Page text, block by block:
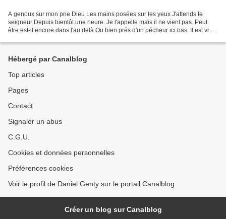
A genoux sur mon prie Dieu Les mains posées sur les yeux J'attends le
seigneur Depuis bientôt une heure. Je l'appelle mais il ne vient pas. Peut
être est-il encore dans l'au delà Ou bien prés d'un pécheur ici bas. Il est vrai
Hébergé par Canalblog
Top articles
Pages
Contact
Signaler un abus
C.G.U.
Cookies et données personnelles
Préférences cookies
Voir le profil de Daniel Genty sur le portail Canalblog
Créer un blog sur Canalblog